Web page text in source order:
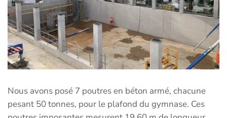
Nous avons posé 7 poutres en béton armé, chacune
pesant 50 tonnes, pour le plafond du gymnase. Ces